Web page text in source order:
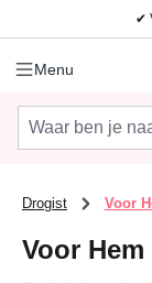
Ga naar de ✔
Menu
Drogist Voor
Voor Hem